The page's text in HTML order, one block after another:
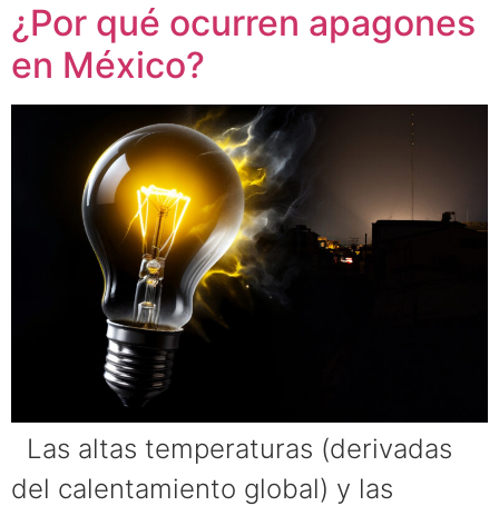
¿Por qué ocurren apagones
en México?
Las altas temperaturas (derivadas
del calentamiento global) y las